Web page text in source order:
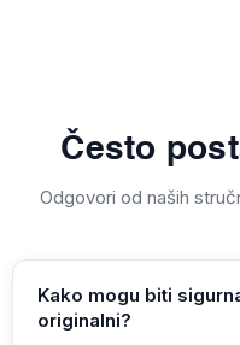
Često
Odgovori od naših
Kako mogu biti
originalni?